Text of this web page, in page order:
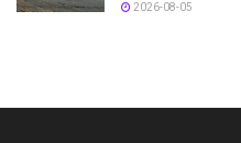
2026-08-05